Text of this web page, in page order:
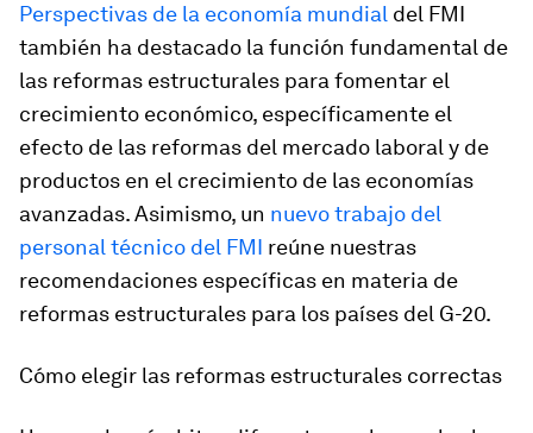
Perspectivas de la economía mundial del FMI
también ha destacado la función fundamental de
las reformas estructurales para fomentar el
crecimiento económico, específicamente el
efecto de las reformas del mercado laboral y de
productos en el crecimiento de las economías
avanzadas. Asimismo, un nuevo trabajo del
personal técnico del FMI reúne nuestras
recomendaciones específicas en materia de
reformas estructurales para los países del G-20.
Cómo elegir las reformas estructurales correctas